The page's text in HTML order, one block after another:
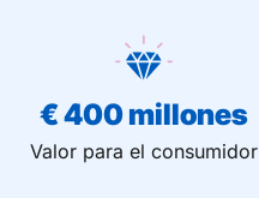
Valor para el consumidor
€ 400 millones